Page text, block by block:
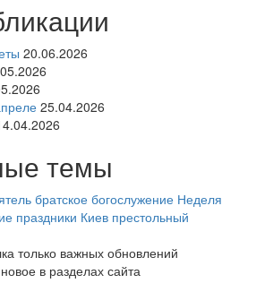
20.06.2026
25.04.2026
темы
братское богослужение Неделя
праздники Киев престольный
только важных обновлений
в разделах сайта